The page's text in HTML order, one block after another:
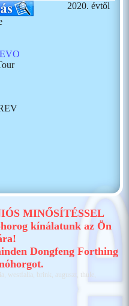
2020. évtől
MINŐSÍTÉSSEL
kínálatunk az Ön
Dongfeng Forthing
westfalia, brink, auguszt, thule,